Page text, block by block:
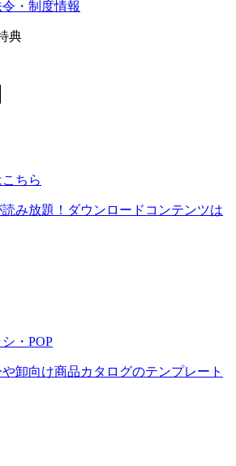
・制度情報
典
ちら
み放題！ダウンロードコンテンツは
・POP
卸向け商品カタログのテンプレート